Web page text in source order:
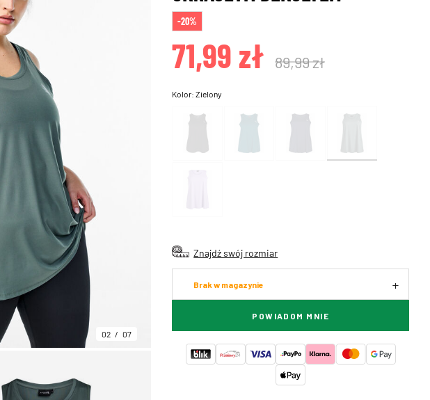
02 07
-20%
71,99 zł 89,99 zł
Kolor:Zielony
Znajdź swój rozmiar
Brak w magazynie
POWIADOM MNIE